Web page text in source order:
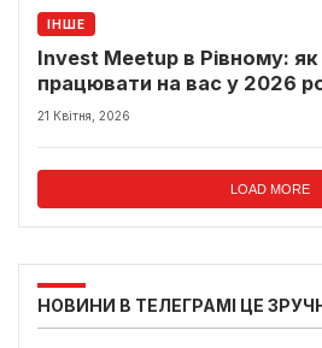
ІНШЕ
Invest Meetup в Рівному:
працювати на вас у 2026
21 Квітня, 2026
LOAD MORE
НОВИНИ В ТЕЛЕГРАМІ ЦЕ